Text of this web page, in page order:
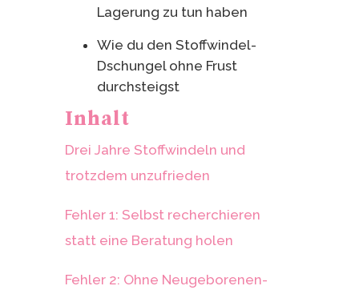
Lagerung zu tun haben
Wie du den Stoffwindel-
Dschungel ohne Frust
durchsteigst
Inhalt
Drei Jahre Stoffwindeln und
trotzdem unzufrieden
Fehler 1: Selbst recherchieren
statt eine Beratung holen
Fehler 2: Ohne Neugeborenen-